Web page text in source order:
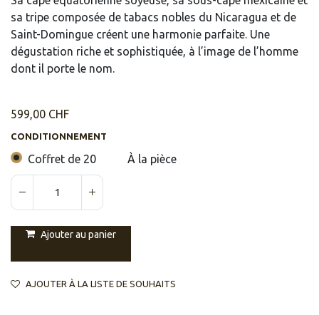
sa tripe composée de tabacs nobles du Nicaragua et de
Saint-Domingue créent une harmonie parfaite. Une
dégustation riche et sophistiquée, à l’image de l’homme
dont il porte le nom.
599,00 CHF
CONDITIONNEMENT
Coffret de 20 À la pièce
Ajouter au panier
AJOUTER À LA LISTE DE SOUHAITS